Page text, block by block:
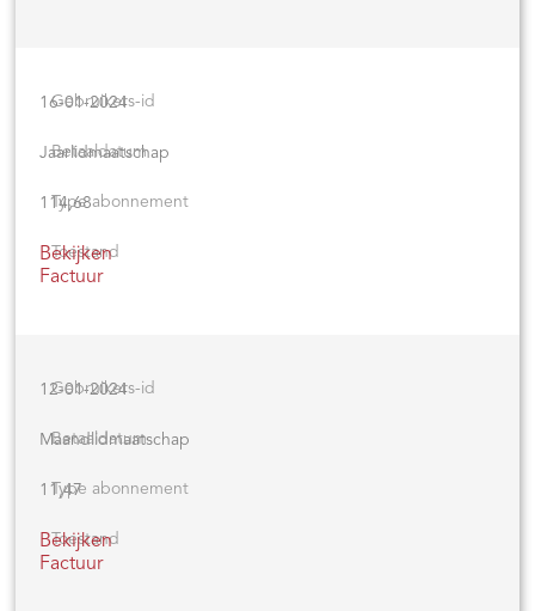
16-01-2024
Jaarlidmaatschap
114,68
Bekijken
Factuur
12-01-2024
Maandlidmaatschap
11,47
Bekijken
Factuur